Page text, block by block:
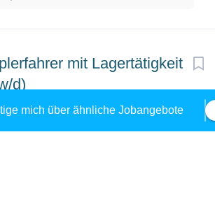
mit Lagertätigkeit
d)
Österreich GmbH
Österreich
mich über ähnliche Jobangebote